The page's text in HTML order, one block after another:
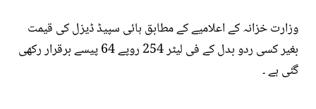
وزارت خزانہ کے اعلامیے کے مطابق ہائی سپیڈ ڈیزل کی قیمت
بغیر کسی ردو بدل کے فی لیٹر 254 روپے 64 پیسے برقرار رکھی
گئی ہے ۔